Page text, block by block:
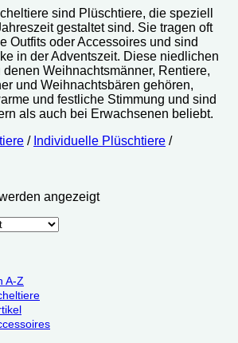
sind Plüschtiere, die speziell
gestaltet sind. Sie tragen oft
Outfits oder Accessoires und sind
in der Adventszeit. Diese niedlichen
denen Weihnachtsmänner, Rentiere,
und Weihnachtsbären gehören,
und festliche Stimmung und sind
als auch bei Erwachsenen beliebt.
/ Individuelle Plüschtiere /
angezeigtNach
A-Z